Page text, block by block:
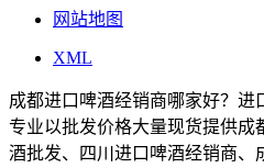
网站地图
XML
成都进口啤酒经销商哪家好？进
专业以批发价格大量现货提供成
酒批发、四川进口啤酒经销商、